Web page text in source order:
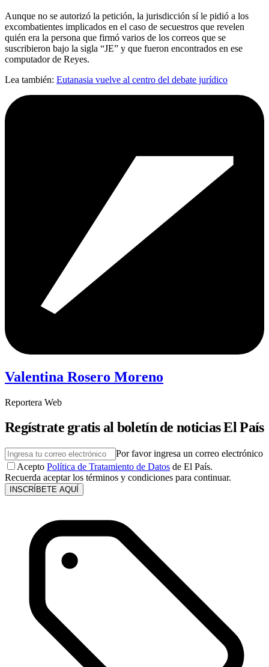
Aunque no se autorizó la petición, la jurisdicción sí le pidió a los
excombatientes implicados en el caso de secuestros que revelen
quién era la persona que firmó varios de los correos que se
suscribieron bajo la sigla “JE” y que fueron encontrados en ese
computador de Reyes.
Lea también: Eutanasia vuelve al centro del debate jurídico
Valentina Rosero Moreno
Reportera Web
Regístrate gratis al boletín de noticias El País
Por favor ingresa un correo electrónico
Acepto Política de Tratamiento de Datos de El País.
Recuerda aceptar los términos y condiciones para continuar.
INSCRÍBETE AQUÍ